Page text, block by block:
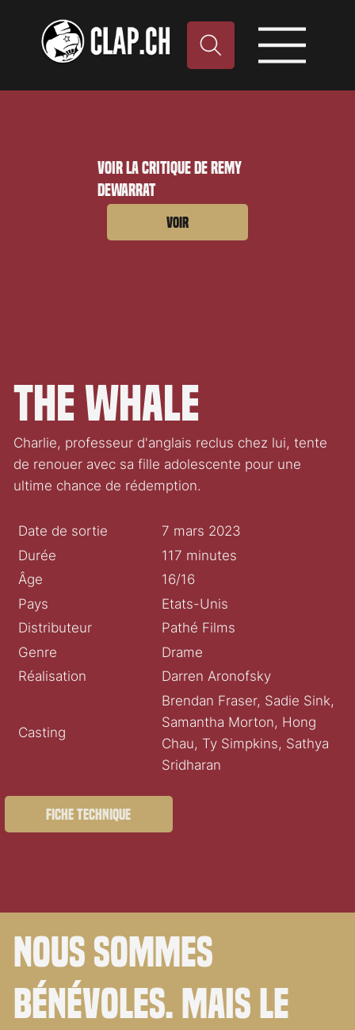
Voir la critique de Remy
Dewarrat
Voir
The Whale
Charlie, professeur d'anglais reclus chez lui, tente
de renouer avec sa fille adolescente pour une
ultime chance de rédemption.
Date de sortie
7 mars 2023
Durée
117 minutes
Âge
16/16
Pays
Etats-Unis
Distributeur
Pathé Films
Genre
Drame
Réalisation
Darren Aronofsky
Casting
Brendan Fraser, Sadie Sink,
Samantha Morton, Hong
Chau, Ty Simpkins, Sathya
Sridharan
Fiche technique
Nous sommes
bénévoles. Mais le